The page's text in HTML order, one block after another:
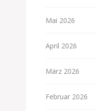
Mai 2026
April 2026
März 2026
Februar 2026